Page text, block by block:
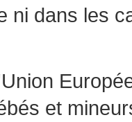
ni dans les
et